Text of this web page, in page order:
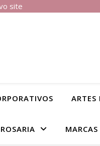
site
ARTES
MARCAS